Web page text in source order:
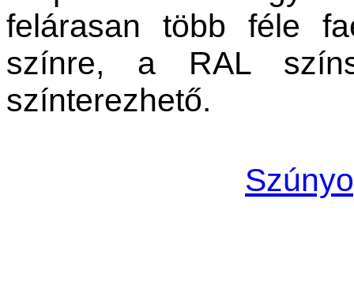
felárasan több féle
színre, a RAL
színterezhető.